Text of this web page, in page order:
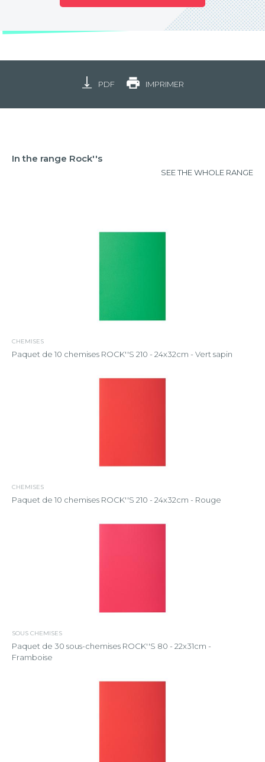
PDF IMPRIMER
In the range Rock''s
SEE THE WHOLE RANGE
CHEMISES
Paquet de 10 chemises ROCK''S 210 - 24x32cm - Vert sapin
CHEMISES
Paquet de 10 chemises ROCK''S 210 - 24x32cm - Rouge
SOUS CHEMISES
Paquet de 30 sous-chemises ROCK''S 80 - 22x31cm -
Framboise